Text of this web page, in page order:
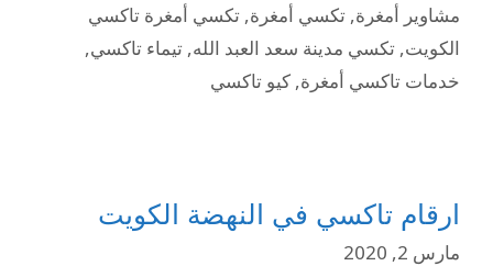
مشاوير أمغرة, تكسي أمغرة, تكسي أمغرة تاكسي
الكويت, تكسي مدينة سعد العبد الله, تيماء تاكسي,
خدمات تاكسي أمغرة, كيو تاكسي
ارقام تاكسي في النهضة الكويت
مارس 2, 2020